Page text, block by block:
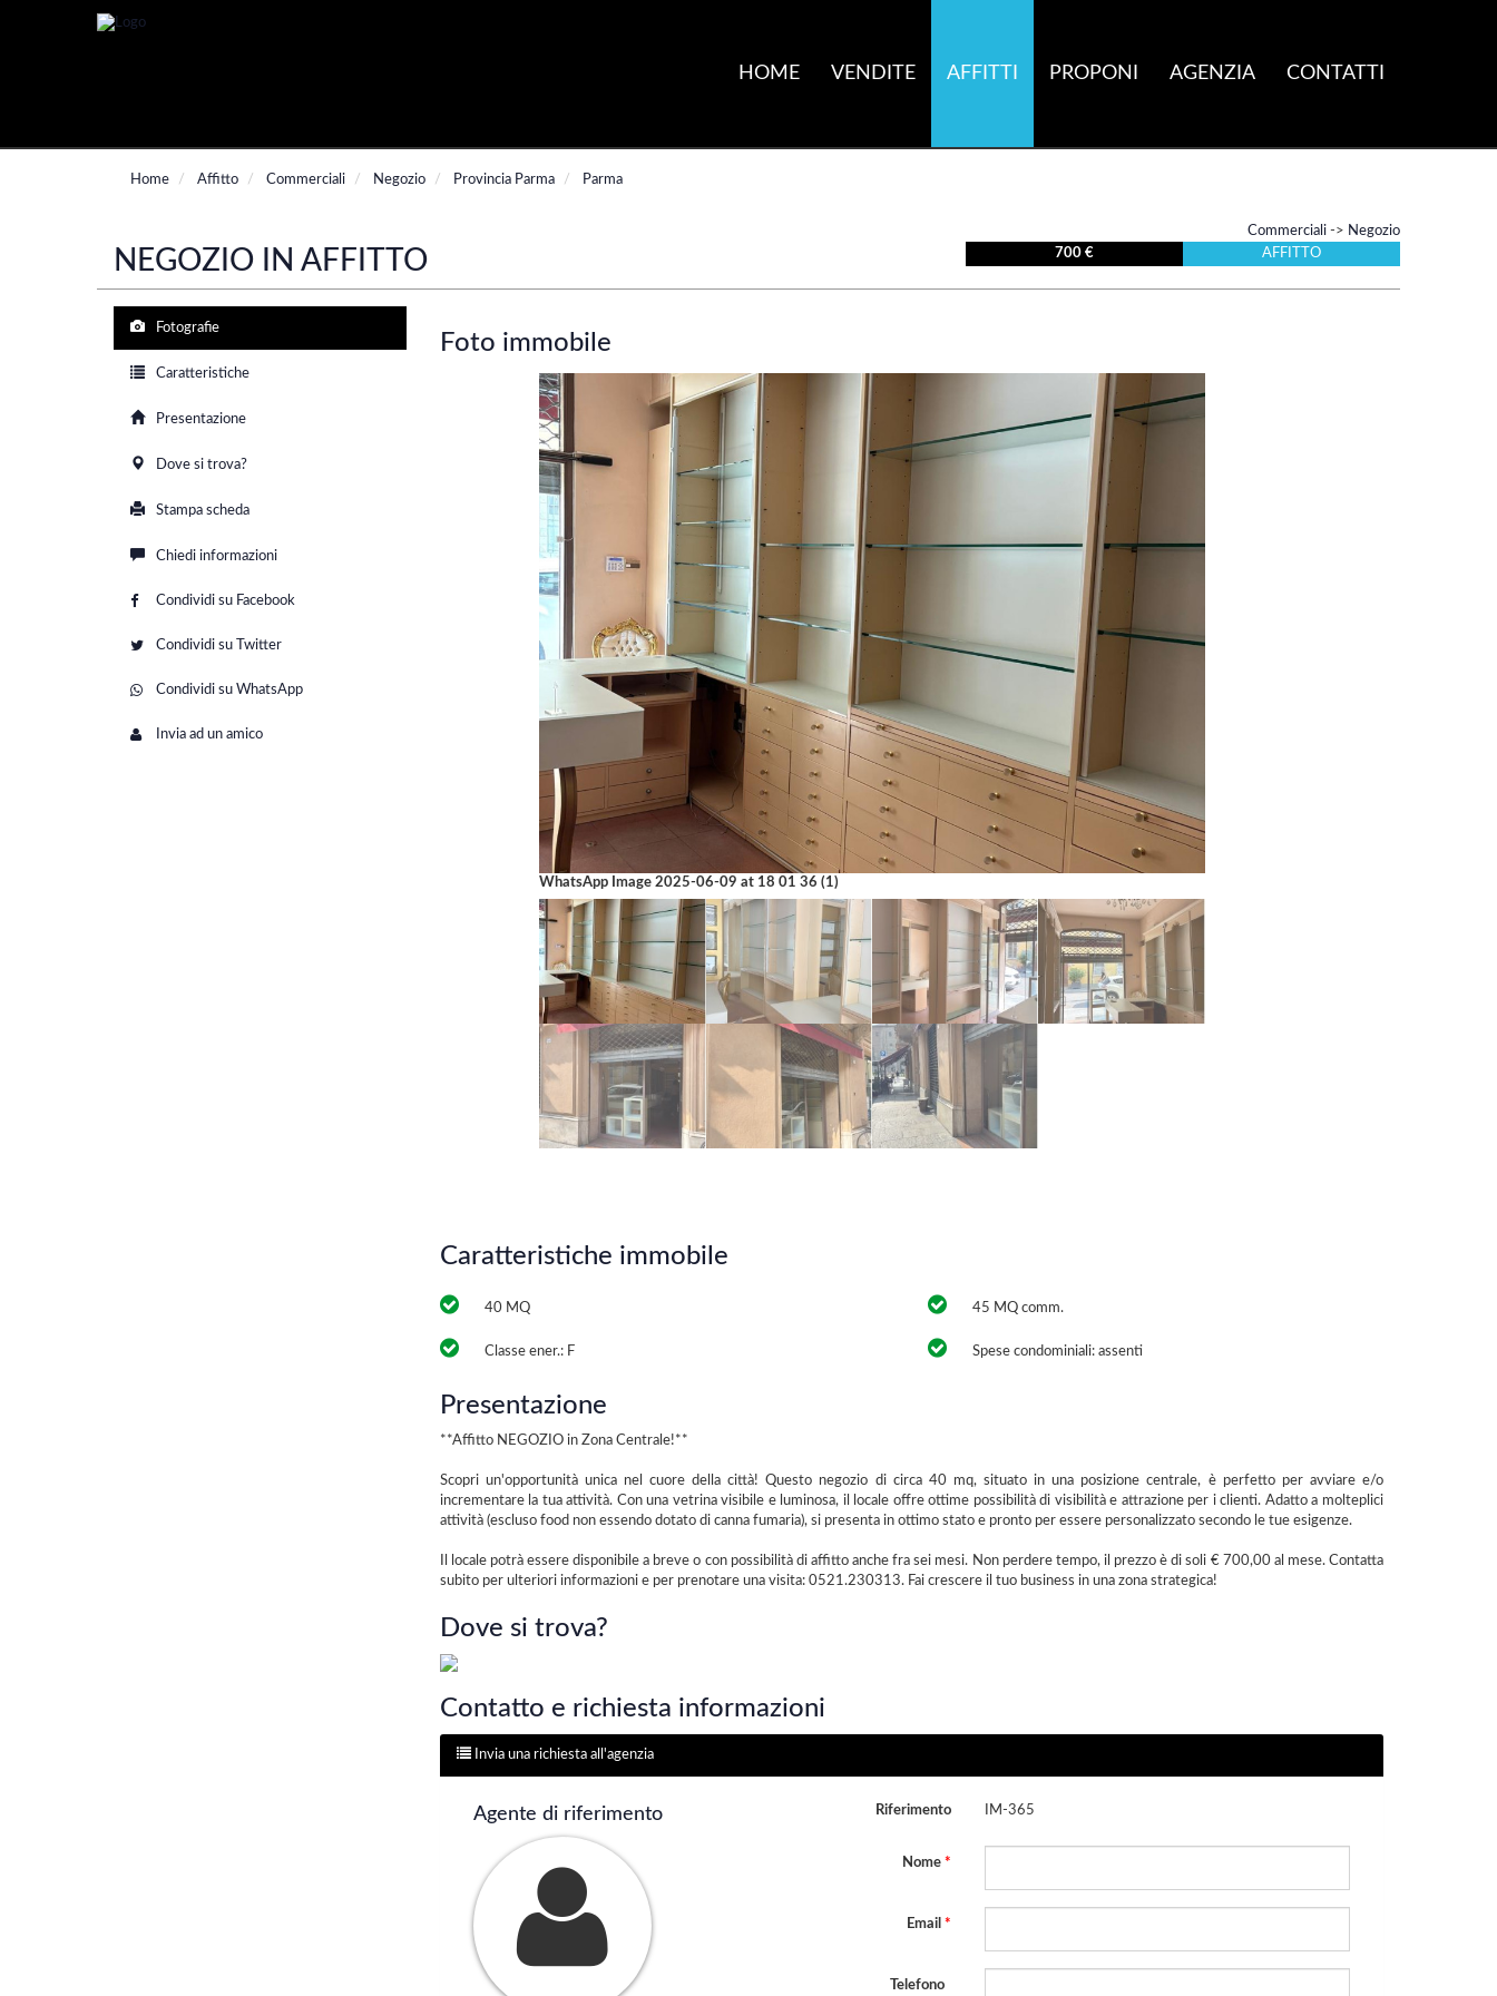
HOME VENDITE AFFITTI PROPONI AGENZIA CONTATTI
Home Affitto Commerciali Negozio Provincia Parma Parma
NEGOZIO IN AFFITTO
Commerciali -> Negozio
700 €
AFFITTO
Fotografie
Caratteristiche
Presentazione
Dove si trova?
Stampa scheda
Chiedi informazioni
Condividi su Facebook
Condividi su Twitter
Condividi su WhatsApp
Invia ad un amico
Foto immobile
WhatsApp Image 2025-06-09 at 18 01 36 (1)
Caratteristiche immobile
40 MQ 45 MQ comm.
Classe ener.: F Spese condominiali: assenti
Presentazione
**Affitto NEGOZIO in Zona Centrale!**
Scopri un'opportunità unica nel cuore della città! Questo negozio di circa 40 mq, situato in una posizione centrale, è perfetto per avviare e/o
incrementare la tua attività. Con una vetrina visibile e luminosa, il locale offre ottime possibilità di visibilità e attrazione per i clienti. Adatto a molteplici
attività (escluso food non essendo dotato di canna fumaria), si presenta in ottimo stato e pronto per essere personalizzato secondo le tue esigenze.
Il locale potrà essere disponibile a breve o con possibilità di affitto anche fra sei mesi. Non perdere tempo, il prezzo è di soli € 700,00 al mese. Contatta
subito per ulteriori informazioni e per prenotare una visita: 0521.230313. Fai crescere il tuo business in una zona strategica!
Dove si trova?
Contatto e richiesta informazioni
Invia una richiesta all'agenzia
Agente di riferimento Riferimento IM-365
Nome*
Email*
Telefono